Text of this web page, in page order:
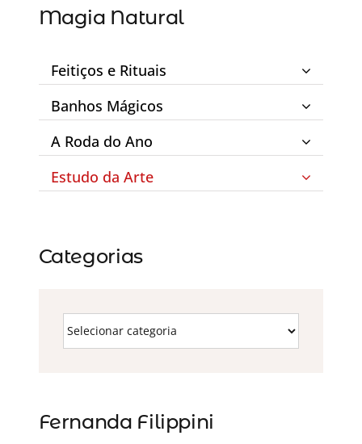
Magia Natural
Feitiços e Rituais
Banhos Mágicos
A Roda do Ano
Estudo da Arte
Categorias
Fernanda Filippini